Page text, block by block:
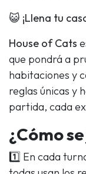
😺 ¡Llena tu
House of Cats
que pondrá a
habitaciones y
reglas únicas y
partida, cada
¿Cómo
1️⃣ En cada